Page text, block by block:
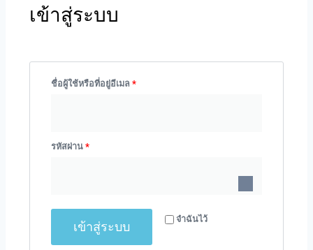
เข้าสู่ระบบ
ชื่อผู้ใช้หรือที่อยู่อีเมล *
รหัสผ่าน *
จำฉันไว้
เข้าสู่ระบบ